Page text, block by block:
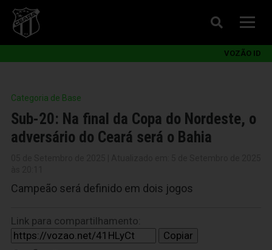
VOZÃO ID
Categoria de Base
Sub-20: Na final da Copa do Nordeste, o
adversário do Ceará será o Bahia
Campeão será definido em dois jogos
Link para compartilhamento:
Copiar